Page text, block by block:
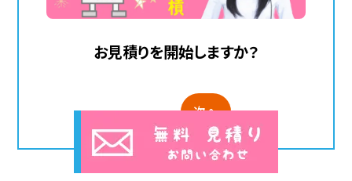
お見積りを開始しますか？
次へ